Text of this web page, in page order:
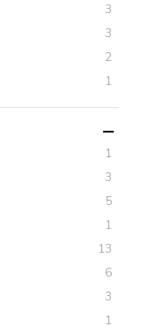
3
3
2toodet
1
1
3
5toodet
1
13
6toodet
3
1